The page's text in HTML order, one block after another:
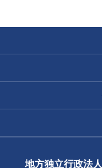
地方独立行政法